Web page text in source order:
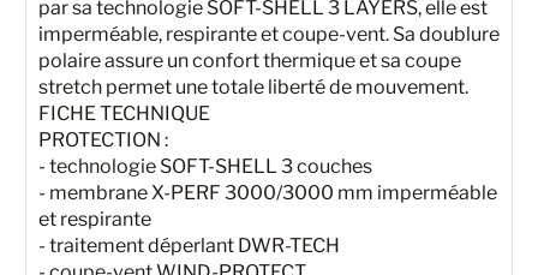
par sa technologie SOFT-SHELL 3 LAYERS, elle est
imperméable, respirante et coupe-vent. Sa doublure
polaire assure un confort thermique et sa coupe
stretch permet une totale liberté de mouvement.
FICHE TECHNIQUE
PROTECTION :
- technologie SOFT-SHELL 3 couches
- membrane X-PERF 3000/3000 mm imperméable
et respirante
- traitement déperlant DWR-TECH